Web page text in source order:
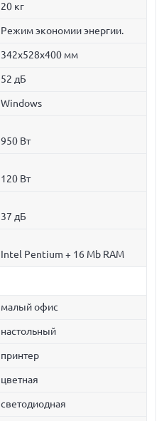
20 кг
Режим экономии энергии.
342x528x400 мм
52 дБ
Windows
950 Вт
120 Вт
37 дБ
Intel Pentium + 16 Mb RAM
малый офис
настольный
принтер
цветная
светодиодная